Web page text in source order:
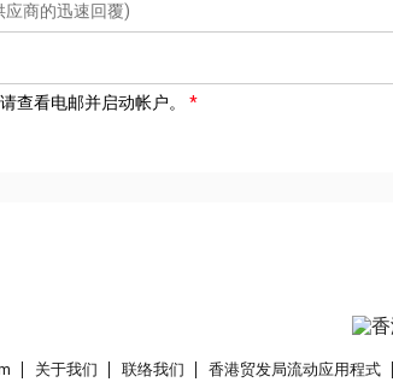
商的迅速回覆)
查看电邮并启动帐户。
关于我们 联络我们 香港贸发局流动应用程式